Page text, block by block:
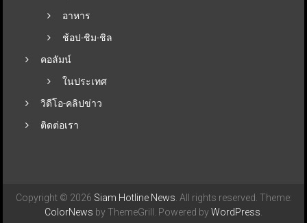
อาหาร
ช้อป-ชิม-ชิล
คอลัมน์
ในประเทศ
วิดีโอ-คลิปข่าว
ติดต่อเรา
Copyright © 2026 Siam Hotline News . All rights reserved. Theme:
ColorNews by ThemeGrill. Powered byWordPress